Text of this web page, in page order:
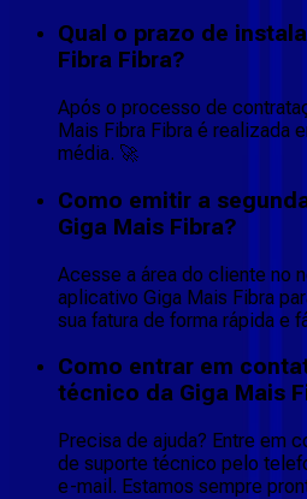
Qual o prazo de
Fibra Fibra?
Após o processo de
Mais Fibra Fibra é realizada
média. 🚀
Como emitir a
Giga Mais Fibra?
Acesse a área do cliente no
aplicativo Giga Mais Fibra
sua fatura de forma rápida e
Como entrar em
técnico da Giga Mais
Precisa de ajuda? Entre em
de suporte técnico pelo
e-mail. Estamos sempre